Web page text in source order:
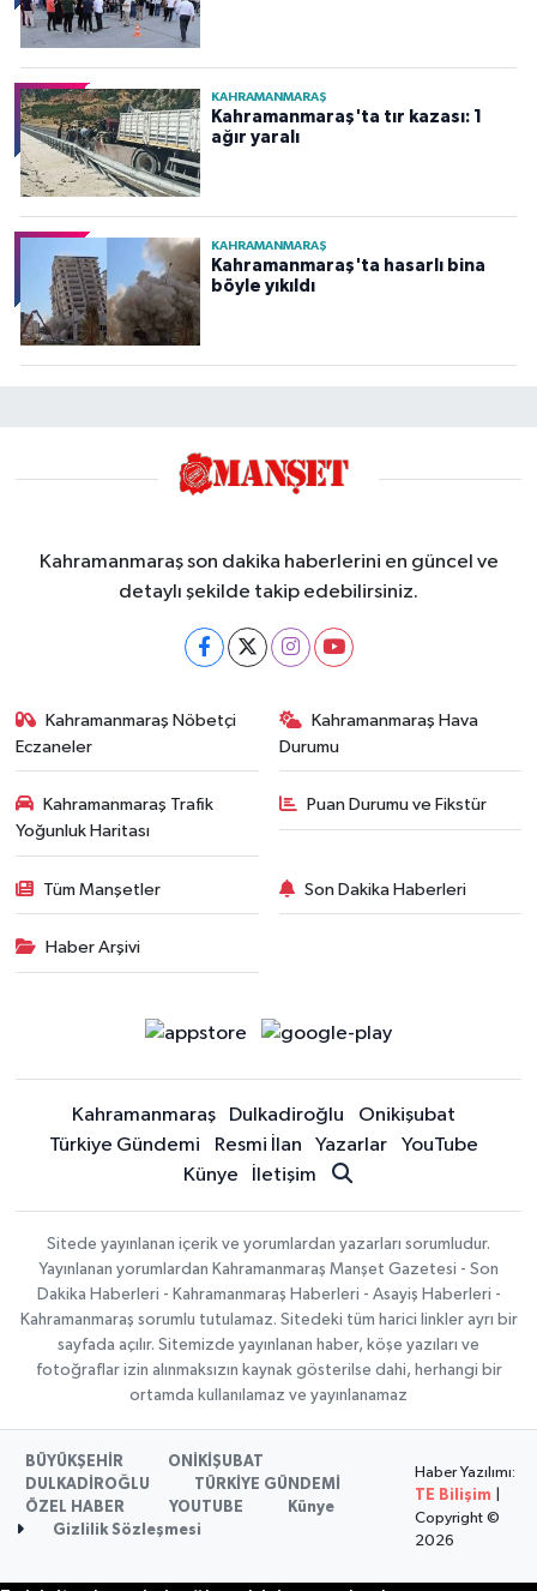
KAHRAMANMARAŞ
Kahramanmaraş'ta tır kazası: 1
ağır yaralı
KAHRAMANMARAŞ
Kahramanmaraş'ta hasarlı bina
böyle yıkıldı
Kahramanmaraş son dakika haberlerini en güncel ve
detaylı şekilde takip edebilirsiniz.
Kahramanmaraş Nöbetçi
Eczaneler
Kahramanmaraş Hava
Durumu
Kahramanmaraş Trafik
Yoğunluk Haritası
Puan Durumu ve Fikstür
Tüm Manşetler Son Dakika Haberleri
Haber Arşivi
Kahramanmaraş Dulkadiroğlu
Onikişubat
Türkiye Gündemi
Resmi İlan Yazarlar
YouTube
Künye
İletişim
Sitede yayınlanan içerik ve yorumlardan yazarları sorumludur.
Yayınlanan yorumlardan Kahramanmaraş Manşet Gazetesi - Son
Dakika Haberleri - Kahramanmaraş Haberleri - Asayiş Haberleri -
Kahramanmaraş sorumlu tutulamaz. Sitedeki tüm harici linkler ayrı bir
sayfada açılır. Sitemizde yayınlanan haber, köşe yazıları ve
fotoğraflar izin alınmaksızın kaynak gösterilse dahi, herhangi bir
ortamda kullanılamaz ve yayınlanamaz
BÜYÜKŞEHİR
ONİKİŞUBAT
DULKADİROĞLU
TÜRKİYE GÜNDEMİ
ÖZEL HABER
YOUTUBE
Künye
Gizlilik Sözleşmesi
Haber Yazılımı:
TE Bilişim
Copyright ©
2026